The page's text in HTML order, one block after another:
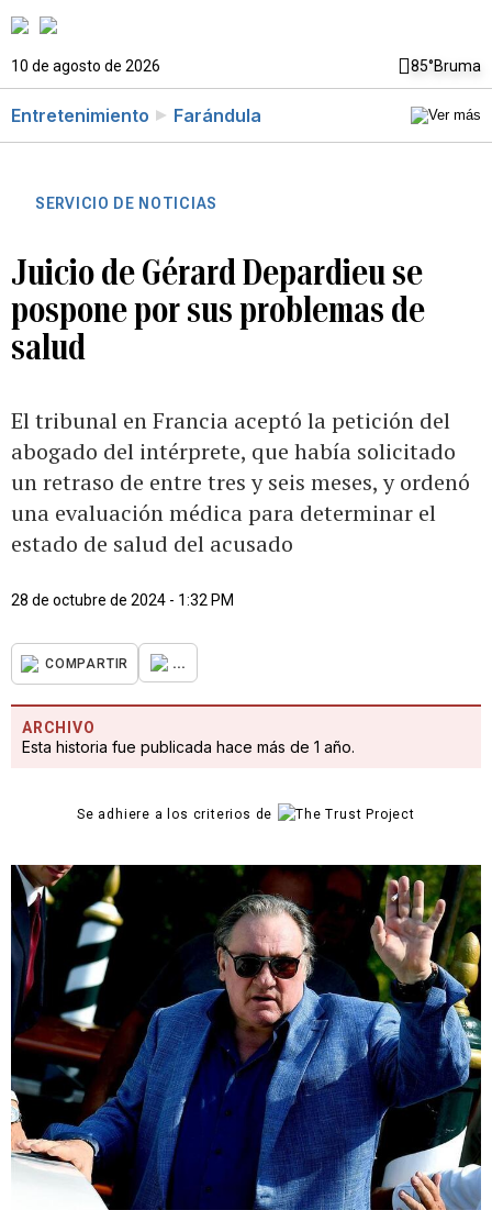
10 de agosto de 2026 85°Bruma
Entretenimiento Farándula
SERVICIO DE NOTICIAS
Juicio de Gérard Depardieu se
pospone por sus problemas de
salud
El tribunal en Francia aceptó la petición del
abogado del intérprete, que había solicitado
un retraso de entre tres y seis meses, y ordenó
una evaluación médica para determinar el
estado de salud del acusado
28 de octubre de 2024 - 1:32 PM
COMPARTIR ...
ARCHIVO
Esta historia fue publicada hace más de 1 año.
Se adhiere a los criterios de